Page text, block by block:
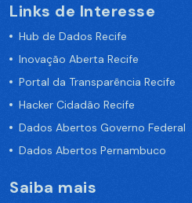
Links de Interesse
Hub de Dados Recife
Inovação Aberta Recife
Portal da Transparência Recife
Hacker Cidadão Recife
Dados Abertos Governo Federal
Dados Abertos Pernambuco
Saiba mais